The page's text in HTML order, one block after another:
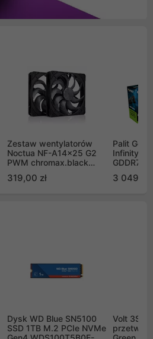
Zestaw wentylatorów
Noctua NF-A14x25 G2
PWM chromax.black
Push Pull (2szt)
319,00 zł
Palit
Infinity 3
GDDR7
GB2050S)
3 049,00
Dysk WD Blue SN5100
SSD 1TB M.2 PCIe NVMe
Volt